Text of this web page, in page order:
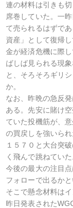
連の材料は引きも
席巻していた。一
て売られるはずで
資産」として復帰
金が経済危機に際
ばしば見られる現
と、そろそろギリ
か。
なお、昨晩の急反
ある。先安に賭け
ていた投機筋が、
の買戻しを強いら
１５７０と大台突
く飛んで跳ねていた
今後の最大の注目
フォローで出るかと
そこで懸念材料は
昨日発表された